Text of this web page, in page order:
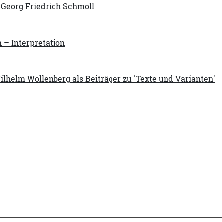
Friedrich Schmoll
– Interpretation
Wollenberg als Beiträger zu 'Texte und Varianten'